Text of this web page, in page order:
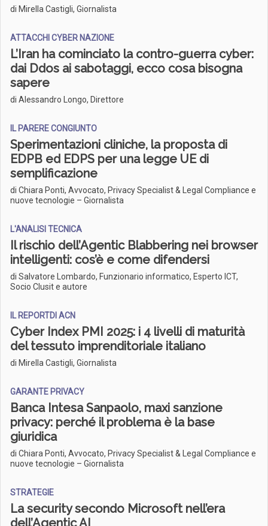
di Mirella Castigli, Giornalista
ATTACCHI CYBER NAZIONE
L’Iran ha cominciato la contro-guerra cyber:
dai Ddos ai sabotaggi, ecco cosa bisogna
sapere
di Alessandro Longo, Direttore
IL PARERE CONGIUNTO
Sperimentazioni cliniche, la proposta di
EDPB ed EDPS per una legge UE di
semplificazione
di Chiara Ponti, Avvocato, Privacy Specialist & Legal Compliance e
nuove tecnologie – Giornalista
L'ANALISI TECNICA
Il rischio dell’Agentic Blabbering nei browser
intelligenti: cos’è e come difendersi
di Salvatore Lombardo, Funzionario informatico, Esperto ICT,
Socio Clusit e autore
IL REPORTDI ACN
Cyber Index PMI 2025: i 4 livelli di maturità
del tessuto imprenditoriale italiano
di Mirella Castigli, Giornalista
GARANTE PRIVACY
Banca Intesa Sanpaolo, maxi sanzione
privacy: perché il problema è la base
giuridica
di Chiara Ponti, Avvocato, Privacy Specialist & Legal Compliance e
nuove tecnologie – Giornalista
STRATEGIE
La security secondo Microsoft nell’era
dell’Agentic AI